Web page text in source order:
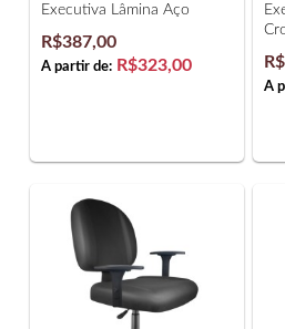
Executiva Lâmina Aço
R$387,00
A partir de: R$323,00
A